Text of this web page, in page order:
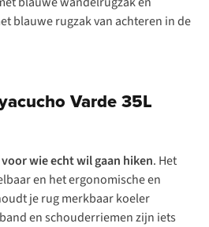
Varde 35L
voor wie echt wil gaan hiken. Het
en het ergonomische en
je rug merkbaar koeler
en schouderriemen zijn iets